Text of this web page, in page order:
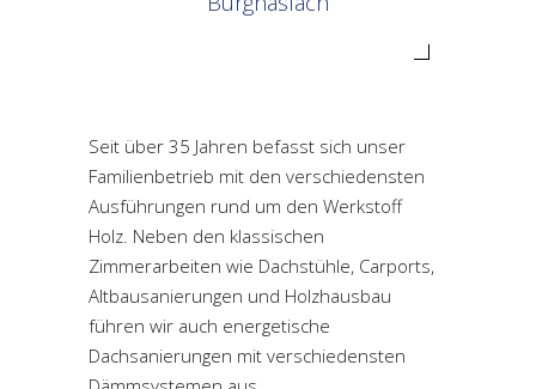
Seit über 35 Jahren befasst sich unser
Familienbetrieb mit den verschiedensten
Ausführungen rund um den Werkstoff
Holz. Neben den klassischen
Zimmerarbeiten wie Dachstühle, Carports,
Altbausanierungen und Holzhausbau
führen wir auch energetische
Dachsanierungen mit verschiedensten